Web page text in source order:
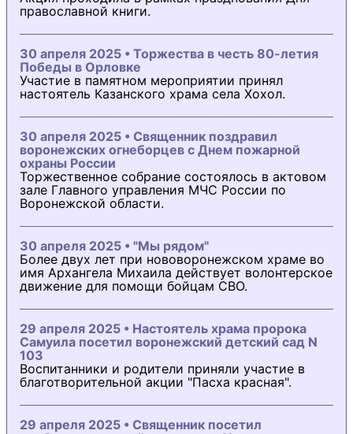
православной книги.
30 апреля 2025 • Торжества в честь 80-летия
Победы в Орловке
Участие в памятном мероприятии принял
настоятель Казанского храма села Хохол.
30 апреля 2025 • Священник поздравил
воронежских огнеборцев с Днем пожарной
охраны России
Торжественное собрание состоялось в актовом
зале Главного управления МЧС России по
Воронежской области.
30 апреля 2025 • "Мы рядом"
Более двух лет при нововоронежском храме во
имя Архангела Михаила действует волонтерское
движение для помощи бойцам СВО.
29 апреля 2025 • Настоятель храма пророка
Самуила посетил воронежский детский сад N
103
Воспитанники и родители приняли участие в
благотворительной акции "Пасха красная".
29 апреля 2025 • Священник посетил